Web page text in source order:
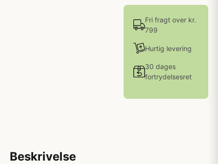
Fri fragt over kr.
799
Hurtig levering
30 dages
fortrydelsesret
Beskrivelse